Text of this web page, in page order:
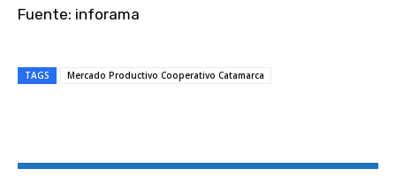
Fuente: inforama
TAGS Mercado Productivo Cooperativo Catamarca